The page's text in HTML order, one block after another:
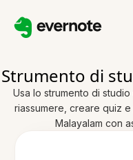
Strumento di
Usa lo strumento di
riassumere, creare quiz
Malayalam con